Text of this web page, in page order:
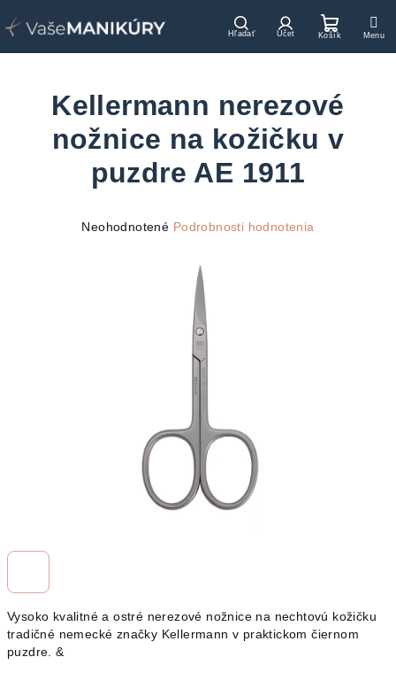
na
HľadaťPrihlásenie
košík
Vysoko kvalitné a ostré nerezové nožnice na nechtovú kožičku
tradičné nemecké značky Kellermann v praktickom čiernom
puzdre. &
Kellermann nerezové
nožnice na kožičku v
puzdre AE 1911
Priemerné
Neohodnotené Podrobnosti hodnotenia